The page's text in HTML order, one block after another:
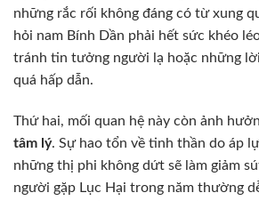
những rắc rối không đáng có từ xung
hỏi nam Bính Dần phải hết sức khéo
tránh tin tưởng người lạ hoặc những
quá hấp dẫn.
Thứ hai, mối quan hệ này còn ảnh
tâm lý. Sự hao tổn về tinh thần do áp
những thị phi không dứt sẽ làm giảm
người gặp Lục Hại trong năm thường